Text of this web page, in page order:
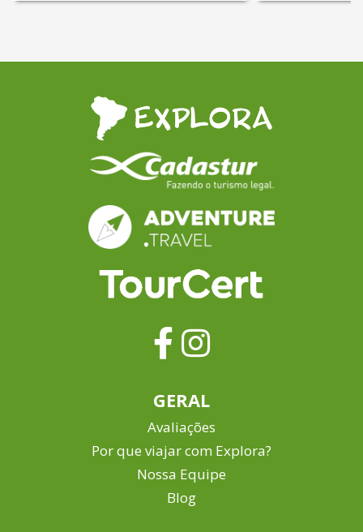
GERAL
Avaliações
Por que viajar com Explora?
Nossa Equipe
Blog